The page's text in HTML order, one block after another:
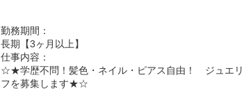
勤務期間：
長期【3ヶ月以上】
仕事内容：
☆★学歴不問！髪色・ネイル・ピアス自由！ ジュエリ
フを募集します★☆